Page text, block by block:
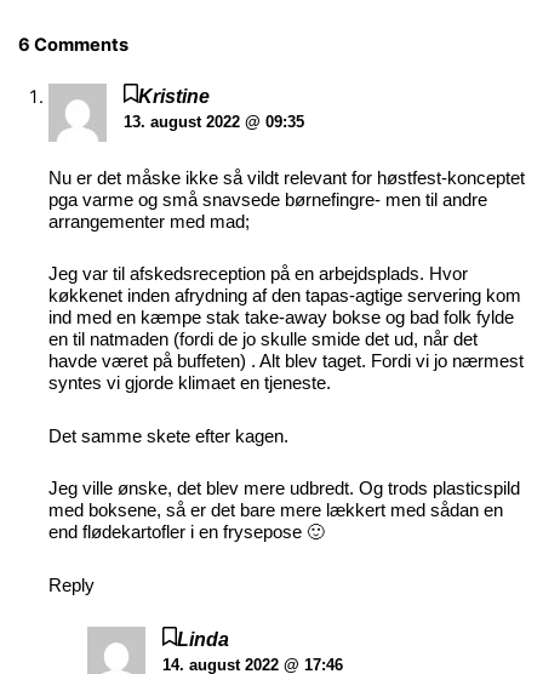
6 Comments
Kristine
13. august 2022 @ 09:35
Nu er det måske ikke så vildt relevant for høstfest-konceptet
pga varme og små snavsede børnefingre- men til andre
arrangementer med mad;
Jeg var til afskedsreception på en arbejdsplads. Hvor
køkkenet inden afrydning af den tapas-agtige servering kom
ind med en kæmpe stak take-away bokse og bad folk fylde
en til natmaden (fordi de jo skulle smide det ud, når det
havde været på buffeten) . Alt blev taget. Fordi vi jo nærmest
syntes vi gjorde klimaet en tjeneste.
Det samme skete efter kagen.
Jeg ville ønske, det blev mere udbredt. Og trods plasticspild
med boksene, så er det bare mere lækkert med sådan en
end flødekartofler i en frysepose 🙂
Reply
Linda
14. august 2022 @ 17:46